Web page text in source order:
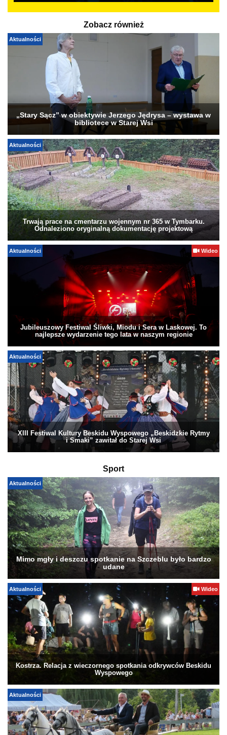
Zobacz również
Aktualności
„Stary Sącz” w obiektywie Jerzego Jędrysa – wystawa w
bibliotece w Starej Wsi
Aktualności
Trwają prace na cmentarzu wojennym nr 365 w Tymbarku.
Odnaleziono oryginalną dokumentację projektową
Aktualności Wideo
Jubileuszowy Festiwal Śliwki, Miodu i Sera w Laskowej. To
najlepsze wydarzenie tego lata w naszym regionie
Aktualności
XIII Festiwal Kultury Beskidu Wyspowego „Beskidzkie Rytmy
i Smaki” zawitał do Starej Wsi
Sport
Aktualności
Mimo mgły i deszczu spotkanie na Szczeblu było bardzo
udane
Aktualności Wideo
Kostrza. Relacja z wieczornego spotkania odkrywców Beskidu
Wyspowego
Aktualności